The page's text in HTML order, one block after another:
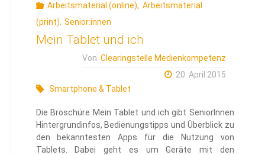
Arbeitsmaterial (online), Arbeitsmaterial
(print), Senior:innen
Mein Tablet und ich
Von Clearingstelle Medienkompetenz
20. April 2015
Smartphone & Tablet
Die Broschüre Mein Tablet und ich gibt SeniorInnen
Hintergrundinfos, Bedienungstipps und Überblick zu
den bekanntesten Apps für die Nutzung von
Tablets. Dabei geht es um Geräte mit den